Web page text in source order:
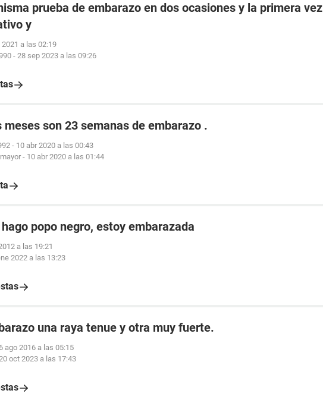
prueba de embarazo en dos ocasiones y la primera vez
y
2021 a las 02:19
- 28 sep 2023 a las 09:26
meses son 23 semanas de embarazo .
- 10 abr 2020 a las 00:43
- 10 abr 2020 a las 01:44
popo negro, estoy embarazada
a las 19:21
2022 a las 13:23
una raya tenue y otra muy fuerte.
ago 2016 a las 05:15
oct 2023 a las 17:43